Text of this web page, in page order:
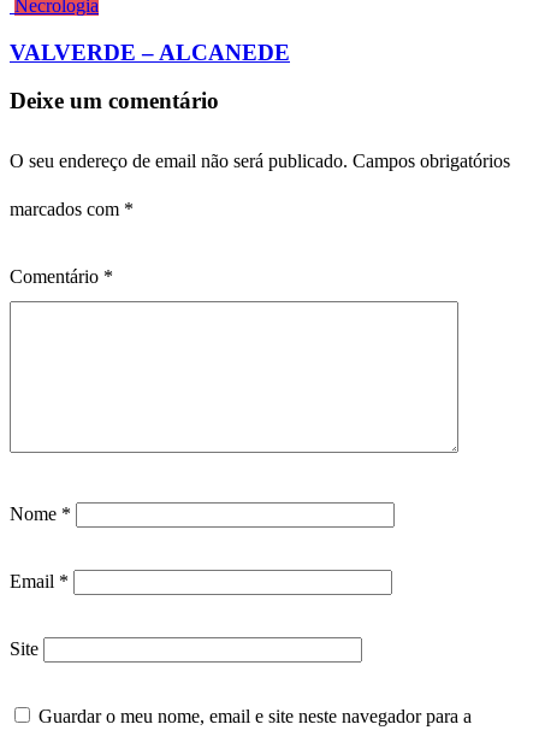
Necrologia
VALVERDE – ALCANEDE
Deixe um comentário
O seu endereço de email não será publicado. Campos obrigatórios
marcados com *
Comentário *
Nome *
Email *
Site
Guardar o meu nome, email e site neste navegador para a